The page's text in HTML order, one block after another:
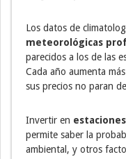
Los datos de
meteorológicas
parecidos a los de las
Cada año aumenta
sus precios no paran
Invertir en
permite saber la
ambiental, y otros